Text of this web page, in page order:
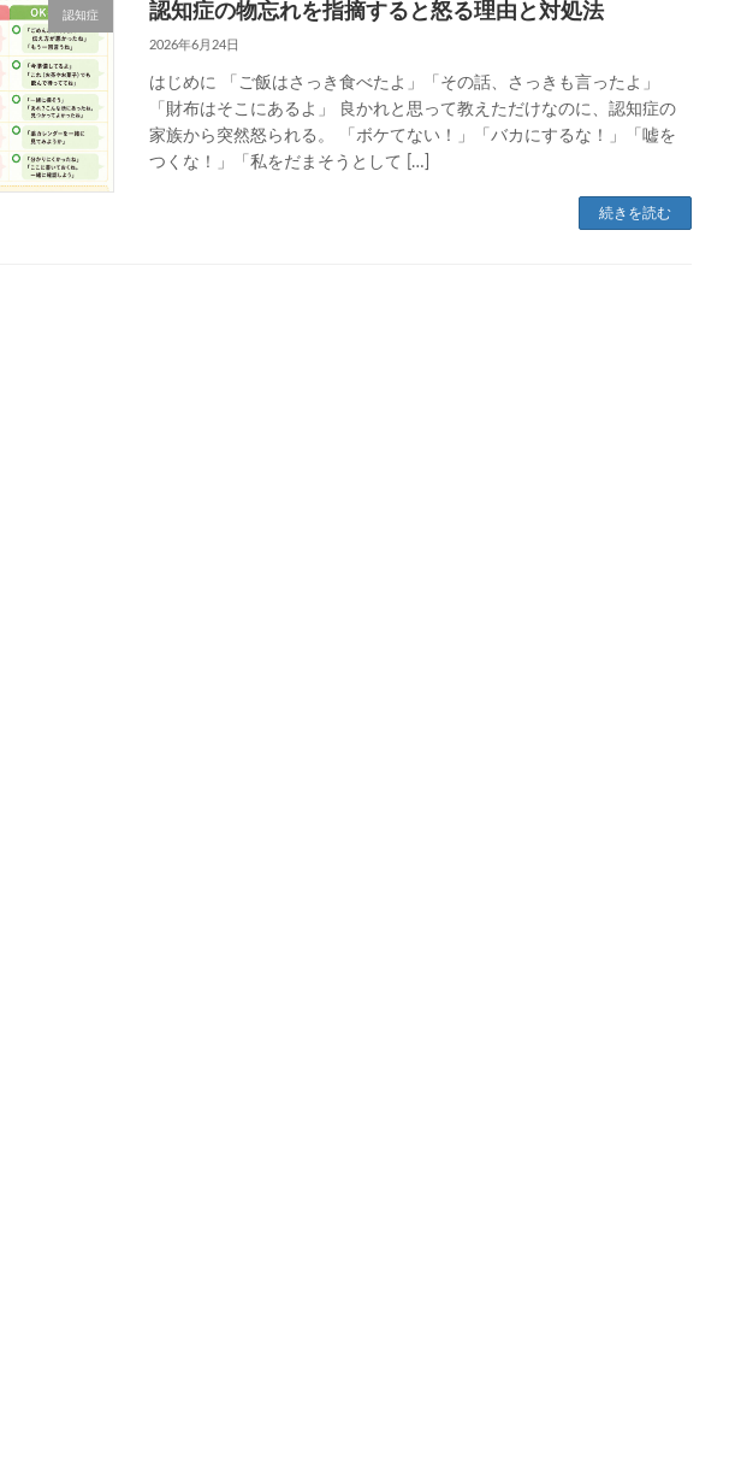
認知症 認知症の物忘れを指摘すると怒る理由と対処法
2026年6月24日
はじめに 「ご飯はさっき食べたよ」「その話、さっきも言ったよ」
「財布はそこにあるよ」 良かれと思って教えただけなのに、認知症の
家族から突然怒られる。 「ボケてない！」「バカにするな！」「嘘を
つくな！」「私をだまそうとして […]
続きを読む